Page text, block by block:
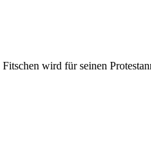
wird für seinen